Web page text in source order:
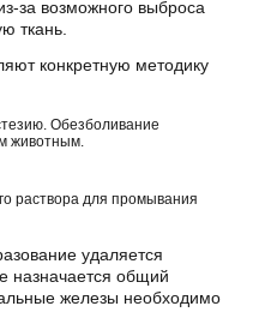
за возможного выброса
ткань.
конкретную методику
Обезболивание
животным.
раствора для промывания
удаляется
назначается общий
железы необходимо